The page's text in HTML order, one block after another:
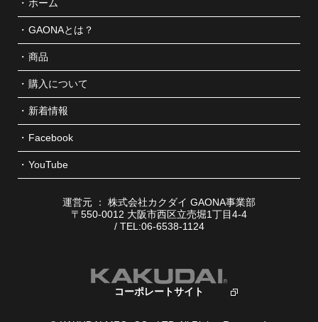
ホーム
GAONAとは？
商品
購入について
新着情報
Facebook
YouTube
運営元 ： 株式会社カクダイ GAONA事業部
〒550-0012 大阪市西区立売堀1丁目4-4
/ TEL:06-6538-1124
コーポレートサイト